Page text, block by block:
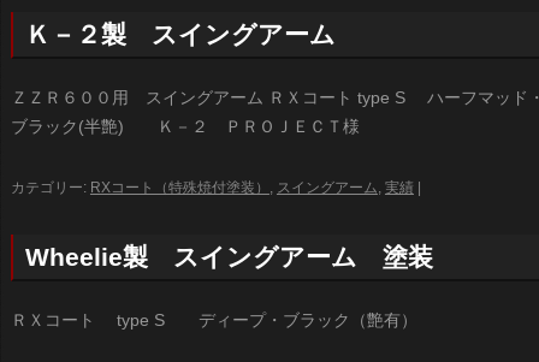
Ｋ－２製 スイングアーム
ＺＺＲ６００用 スイングアーム ＲＸコート type S ハーフマッド
ブラック(半艶) Ｋ－２ ＰＲＯＪＥＣＴ様
カテゴリー: RXコート（特殊焼付塗装） , スイングアーム, 実績
Wheelie製 スイングアーム 塗装
ＲＸコート type S ディープ・ブラック（艶有）